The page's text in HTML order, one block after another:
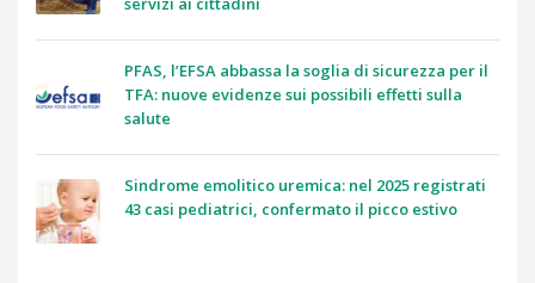
PFAS, l’EFSA abbassa la soglia di sicurezza per il
TFA: nuove evidenze sui possibili effetti sulla
salute
Sindrome emolitico uremica: nel 2025 registrati
43 casi pediatrici, confermato il picco estivo